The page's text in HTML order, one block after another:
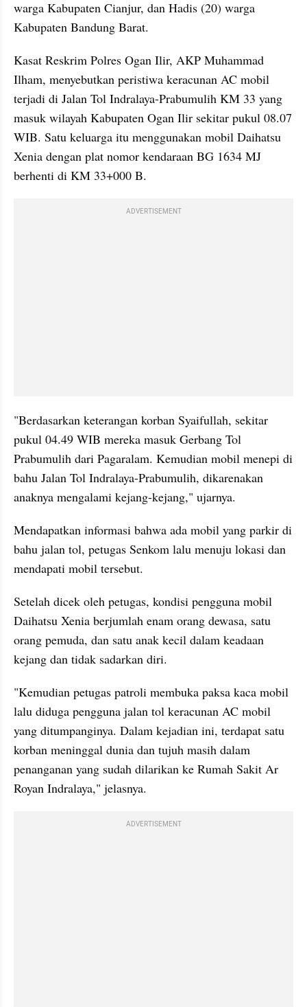
warga Kabupaten Cianjur, dan Hadis (20) warga
Kabupaten Bandung Barat.
Kasat Reskrim Polres Ogan Ilir, AKP Muhammad
Ilham, menyebutkan peristiwa keracunan AC mobil
terjadi di Jalan Tol Indralaya-Prabumulih KM 33 yang
masuk wilayah Kabupaten Ogan Ilir sekitar pukul 08.07
WIB. Satu keluarga itu menggunakan mobil Daihatsu
Xenia dengan plat nomor kendaraan BG 1634 MJ
berhenti di KM 33+000 B.
ADVERTISEMENT
"Berdasarkan keterangan korban Syaifullah, sekitar
pukul 04.49 WIB mereka masuk Gerbang Tol
Prabumulih dari Pagaralam. Kemudian mobil menepi di
bahu Jalan Tol Indralaya-Prabumulih, dikarenakan
anaknya mengalami kejang-kejang," ujarnya.
Mendapatkan informasi bahwa ada mobil yang parkir di
bahu jalan tol, petugas Senkom lalu menuju lokasi dan
mendapati mobil tersebut.
Setelah dicek oleh petugas, kondisi pengguna mobil
Daihatsu Xenia berjumlah enam orang dewasa, satu
orang pemuda, dan satu anak kecil dalam keadaan
kejang dan tidak sadarkan diri.
"Kemudian petugas patroli membuka paksa kaca mobil
lalu diduga pengguna jalan tol keracunan AC mobil
yang ditumpanginya. Dalam kejadian ini, terdapat satu
korban meninggal dunia dan tujuh masih dalam
penanganan yang sudah dilarikan ke Rumah Sakit Ar
Royan Indralaya," jelasnya.
ADVERTISEMENT